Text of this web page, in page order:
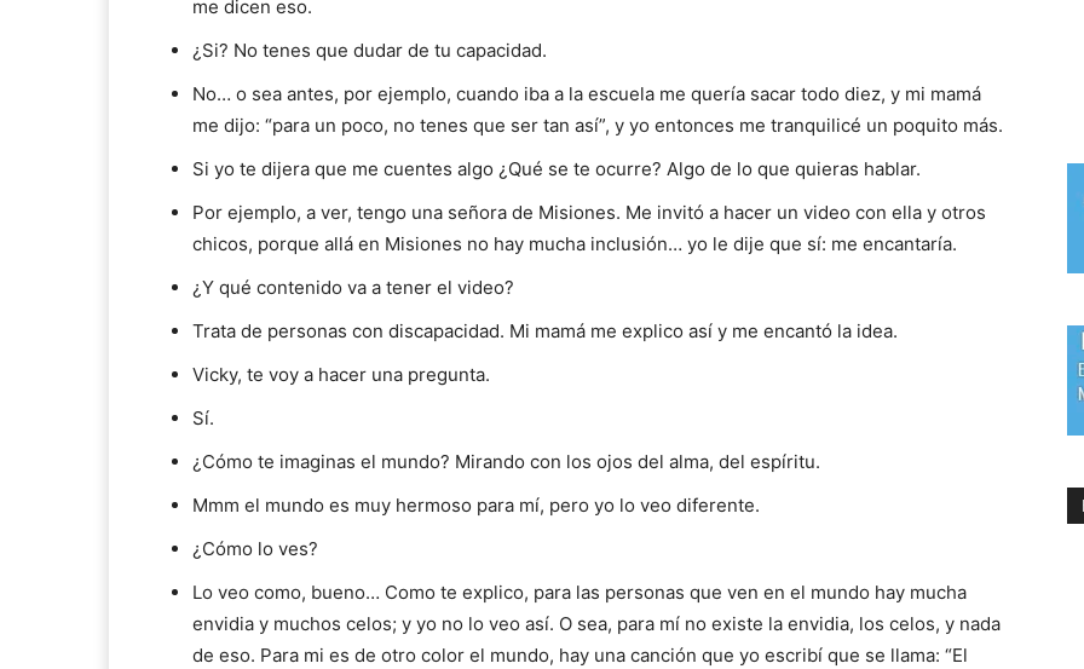
me dicen eso.
¿Si? No tenes que dudar de tu capacidad.
No… o sea antes, por ejemplo, cuando iba a la escuela me quería sacar todo diez, y mi mamá
me dijo: “para un poco, no tenes que ser tan así”, y yo entonces me tranquilicé un poquito más.
Si yo te dijera que me cuentes algo ¿Qué se te ocurre? Algo de lo que quieras hablar.
Por ejemplo, a ver, tengo una señora de Misiones. Me invitó a hacer un video con ella y otros
chicos, porque allá en Misiones no hay mucha inclusión… yo le dije que sí: me encantaría.
¿Y qué contenido va a tener el video?
Trata de personas con discapacidad. Mi mamá me explico así y me encantó la idea.
Vicky, te voy a hacer una pregunta.
Sí.
¿Cómo te imaginas el mundo? Mirando con los ojos del alma, del espíritu.
Mmm el mundo es muy hermoso para mí, pero yo lo veo diferente.
¿Cómo lo ves?
Lo veo como, bueno… Como te explico, para las personas que ven en el mundo hay mucha
envidia y muchos celos; y yo no lo veo así. O sea, para mí no existe la envidia, los celos, y nada
de eso. Para mi es de otro color el mundo, hay una canción que yo escribí que se llama: “El